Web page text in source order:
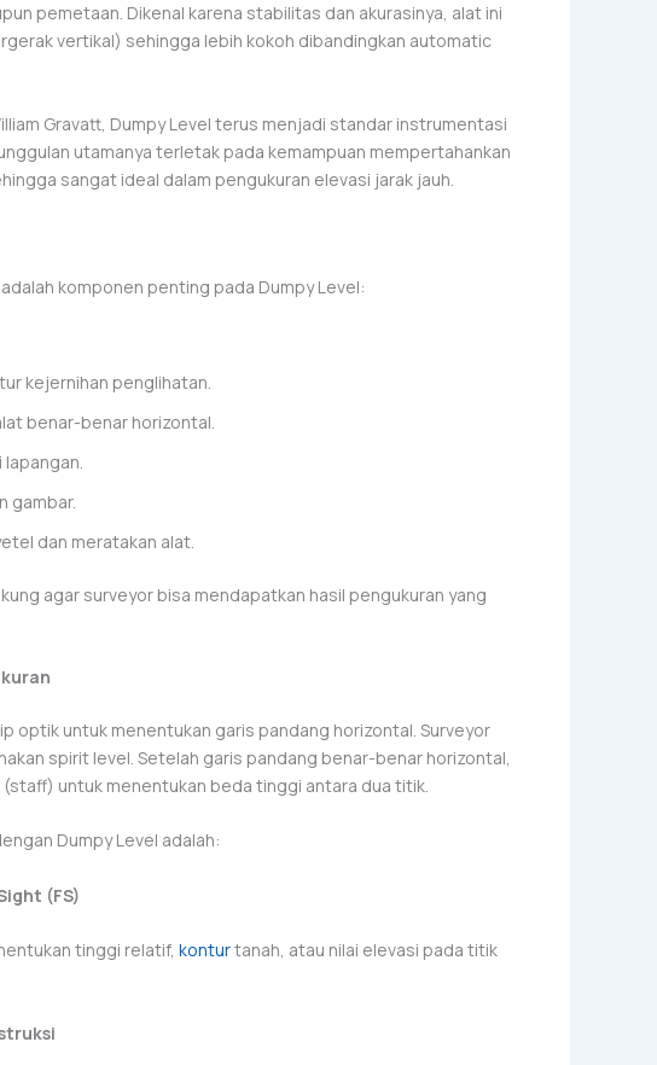
pemetaan. Dikenal karena stabilitas dan akurasinya, alat ini
vertikal) sehingga lebih kokoh dibandingkan automatic
Gravatt, Dumpy Level terus menjadi standar instrumentasi
utamanya terletak pada kemampuan mempertahankan
sangat ideal dalam pengukuran elevasi jarak jauh.
komponen penting pada Dumpy Level:
kejernihan penglihatan.
benar-benar horizontal.
gambar.
dan meratakan alat.
agar surveyor bisa mendapatkan hasil pengukuran yang
optik untuk menentukan garis pandang horizontal. Surveyor
spirit level. Setelah garis pandang benar-benar horizontal,
untuk menentukan beda tinggi antara dua titik.
Dumpy Level adalah:
(FS)
tinggi relatif, konturtanah, atau nilai elevasi pada titik